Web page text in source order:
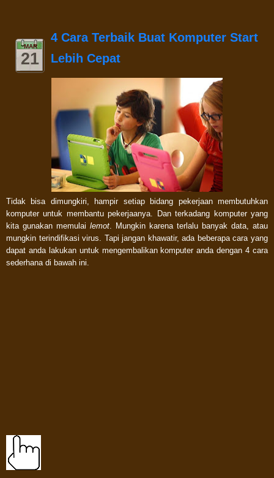
MAR
21
4 Cara Terbaik Buat Komputer Start
Lebih Cepat
Tidak bisa dimungkiri, hampir setiap bidang pekerjaan membutuhkan
komputer untuk membantu pekerjaanya. Dan terkadang komputer yang
kita gunakan memulai lemot . Mungkin karena terlalu banyak data, atau
mungkin terindifikasi virus. Tapi jangan khawatir, ada beberapa cara yang
dapat anda lakukan untuk mengembalikan komputer anda dengan 4 cara
sederhana di bawah ini.